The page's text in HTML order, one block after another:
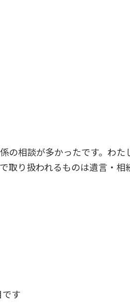
相談が多かったです。わた
り扱われるものは遺言・相
です